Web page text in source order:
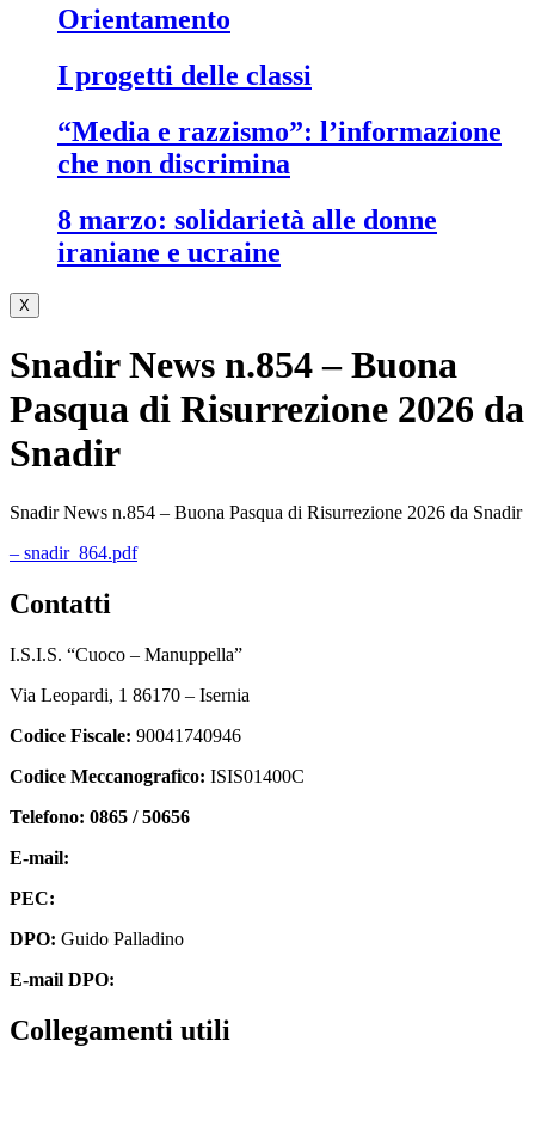
orientamento
i progetti delle classi
“media e razzismo”: l’informazione
che non discrimina
8 marzo: solidarietà alle donne
iraniane e ucraine
X
Snadir News n.854 – Buona
Pasqua di Risurrezione 2026 da
Snadir
Snadir News n.854 – Buona Pasqua di Risurrezione 2026 da Snadir
– snadir_864.pdf
contatti
I.S.I.S. “Cuoco – Manuppella”
Via Leopardi, 1 86170 – Isernia
Codice Fiscale: 90041740946
Codice Meccanografico: ISIS01400C
Telefono: 0865 / 50656
E-mail:
PEC:
DPO: Guido Palladino
E-mail DPO:
collegamenti utili